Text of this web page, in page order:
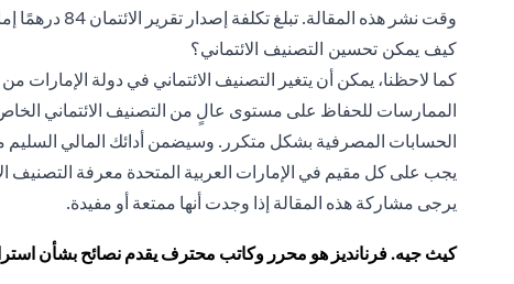
وقت نشر هذه المقالة. تبلغ تكلفة إصدار تقرير الائتمان 84 درهمًا إماراتيًا، وكلاهما معًا 105 درهمًا إماراتيًا.
كيف يمكن تحسين التصنيف الائتماني؟
كما لاحظنا، يمكن أن يتغير التصنيف الائتماني في دولة
الممارسات للحفاظ على مستوى عالٍ من التصنيف الائتماني
الحسابات المصرفية بشكل متكرر. وسيضمن أدائك المالي السليم
يجب على كل مقيم في الإمارات العربية المتحدة معرفة التصنيف
يرجى مشاركة هذه المقالة إذا وجدت أنها ممتعة أو مفيدة.
كيث جيه. فرنانديز هو محرر وكاتب محترف يقدم نصائح بشأن